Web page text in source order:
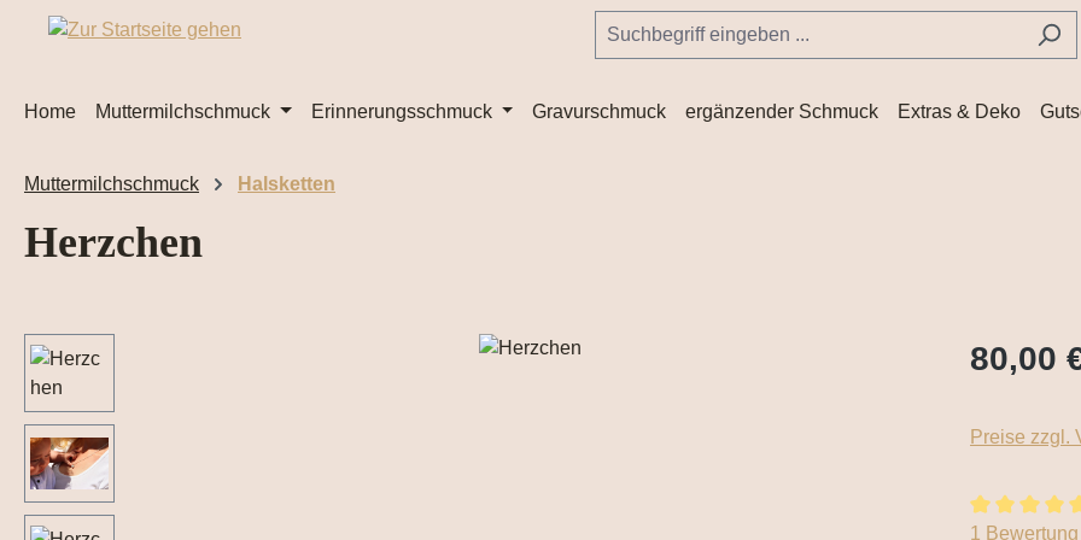
Hauptinhalt springen
Zur Suche springen
Zur Hauptnavigation springen
Home Muttermilchschmuck Erinnerungsschmuck Gravurschmuck ergänzender Schmuck Extras & Deko
Muttermilchschmuck Halsketten
Herzchen
Bildergalerie überspringen 80,00
Preise zzgl.
1 Bewertung